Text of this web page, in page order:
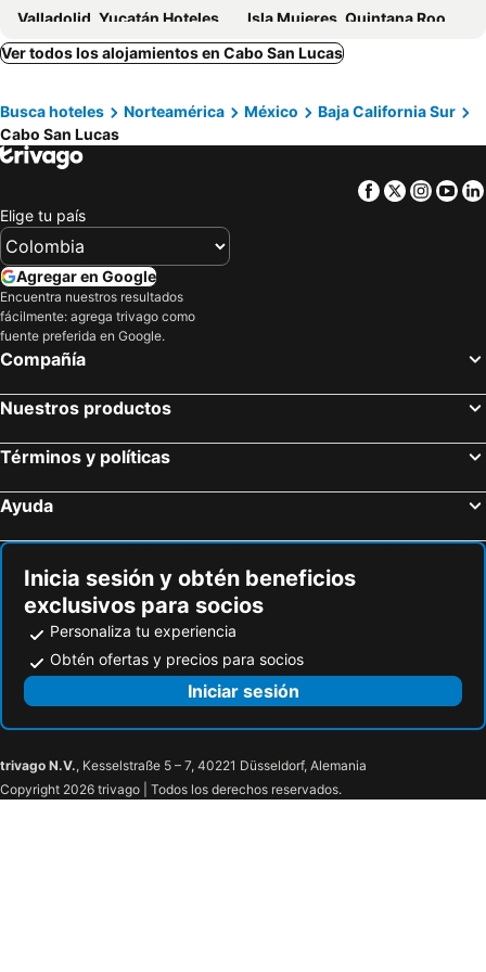
Capella Pedregal
Solaz - a Luxury Collection Resort - Los Cabos
Las Ventanas al Paraiso, A Rosewood Resort
Valladolid, Yucatán Hoteles
Isla Mujeres, Quintana Roo Hoteles
Ver todos los alojamientos en Cabo San Lucas
Busca hoteles Norteamérica México
Baja California Sur
Cabo San Lucas
Facebook
Twitter
Elige tu país
Agregar en Google
Encuentra nuestros resultados
fácilmente: agrega trivago como
fuente preferida en Google.
Compañía
Nuestros productos
Términos y políticas
Ayuda
Inicia sesión y obtén beneficios
exclusivos para socios
Personaliza tu experiencia
Obtén ofertas y precios para socios
Iniciar sesión
trivago N.V., Kesselstraße 5 – 7, 40221 Düsseldorf, Alemania
Copyright 2026 trivago | Todos los derechos reservados.